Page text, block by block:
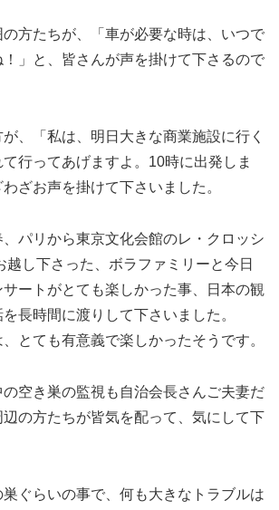
方たちが、「車が必要な時は、いつで
！」と、皆さんが声を掛けて下さるので
、「私は、明日大きな商業施設に行く
行ってあげますよ。10時に出発しま
ざお声を掛けて下さいました。
パリから東京文化会館のレ・クロッシ
越し下さった、ボラファミリーと今日
ートがとても楽しかった事、日本の観
長時間に渡りして下さいました。
とても有意義で楽しかったそうです。
空き巣の監視も自治会長さんご夫妻だ
の方たちが皆気を配って、気にして下
ぐらいの事で、何も大きなトラブルは